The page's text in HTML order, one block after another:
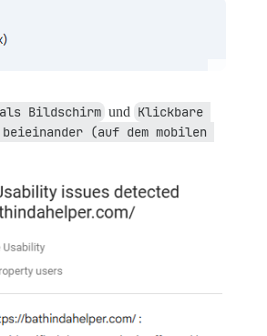
Bildschirm und Klickbare
beieinander (auf dem mobilen